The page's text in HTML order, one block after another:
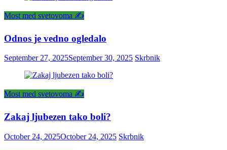
Most med svetovoma ✍️
Odnos je vedno ogledalo
September 27, 2025September 30, 2025 Skrbnik
Most med svetovoma ✍️
Zakaj ljubezen tako boli?
October 24, 2025October 24, 2025 Skrbnik